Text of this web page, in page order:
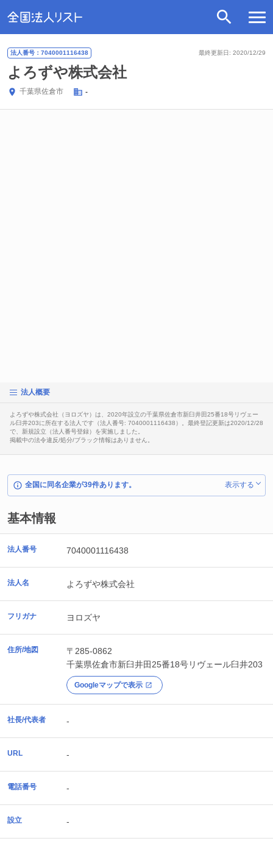
最終更新日: 2020/12/29
法人番号：7040001116438
よろずや株式会社
千葉県佐倉市 -
法人概要
よろずや株式会社（ヨロズヤ）は、2020年設立の千葉県佐倉市新臼井田25番18号リヴェー
ル臼井203に所在する法人です（法人番号: 7040001116438）。最終登記更新は2020/12/28
で、新規設立（法人番号登録）を実施しました。
掲載中の法令違反/処分/ブラック情報はありません。
全国に同名企業が39件あります。 表示する
基本情報
法人番号 7040001116438
法人名 よろずや株式会社
フリガナ ヨロズヤ
住所/地図
〒285-0862
千葉県佐倉市新臼井田25番18号リヴェール臼井203
Googleマップで表示
社長/代表者 -
URL -
電話番号 -
設立 -